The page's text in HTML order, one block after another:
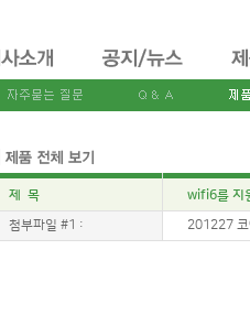
제 목 wifi6를 지
첨부파일 #1 : 201227